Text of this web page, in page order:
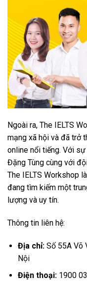
Ngoài ra, The IELTS
mạng xã hội và đã trở
online nổi tiếng. Với
Đặng Tùng cùng với
The IELTS Workshop
đang tìm kiếm một
lượng và uy tín.
Thông tin liên hệ:
Địa chỉ:Số 55A Võ
Nội
Điện thoại:1900